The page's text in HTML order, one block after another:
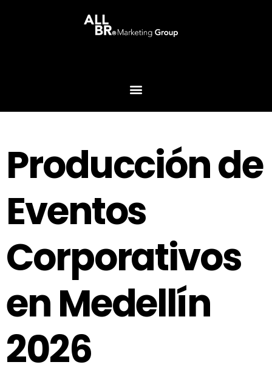
Producción de
Eventos
Corporativos
en Medellín
2026